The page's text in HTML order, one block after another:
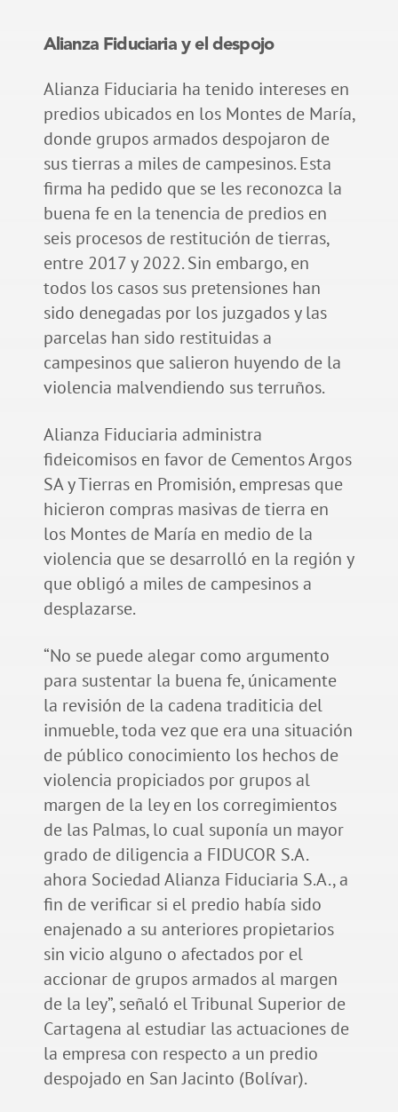
Alianza Fiduciaria y el despojo
Alianza Fiduciaria ha tenido intereses en
predios ubicados en los Montes de María,
donde grupos armados despojaron de
sus tierras a miles de campesinos. Esta
firma ha pedido que se les reconozca la
buena fe en la tenencia de predios en
seis procesos de restitución de tierras,
entre 2017 y 2022. Sin embargo, en
todos los casos sus pretensiones han
sido denegadas por los juzgados y las
parcelas han sido restituidas a
campesinos que salieron huyendo de la
violencia malvendiendo sus terruños.
Alianza Fiduciaria administra
fideicomisos en favor de Cementos Argos
SA y Tierras en Promisión, empresas que
hicieron compras masivas de tierra en
los Montes de María en medio de la
violencia que se desarrolló en la región y
que obligó a miles de campesinos a
desplazarse.
“No se puede alegar como argumento
para sustentar la buena fe, únicamente
la revisión de la cadena traditicia del
inmueble, toda vez que era una situación
de público conocimiento los hechos de
violencia propiciados por grupos al
margen de la ley en los corregimientos
de las Palmas, lo cual suponía un mayor
grado de diligencia a FIDUCOR S.A.
ahora Sociedad Alianza Fiduciaria S.A., a
fin de verificar si el predio había sido
enajenado a su anteriores propietarios
sin vicio alguno o afectados por el
accionar de grupos armados al margen
de la ley”, señaló el Tribunal Superior de
Cartagena al estudiar las actuaciones de
la empresa con respecto a un predio
despojado en San Jacinto (Bolívar).